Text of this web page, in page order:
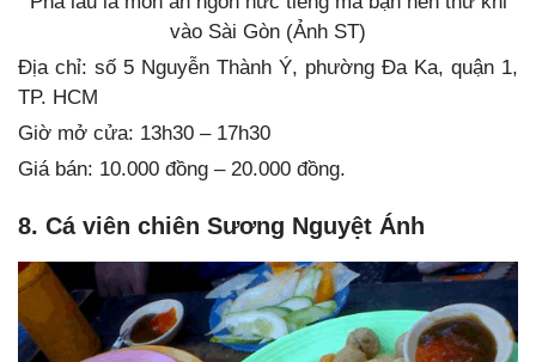
vào Sài Gòn (Ảnh ST)
Địa chỉ: số 5 Nguyễn Thành Ý, phường Đa Ka, quận 1,
TP. HCM
Giờ mở cửa: 13h30 – 17h30
Giá bán: 10.000 đồng – 20.000 đồng.
8. Cá viên chiên Sương Nguyệt Ánh